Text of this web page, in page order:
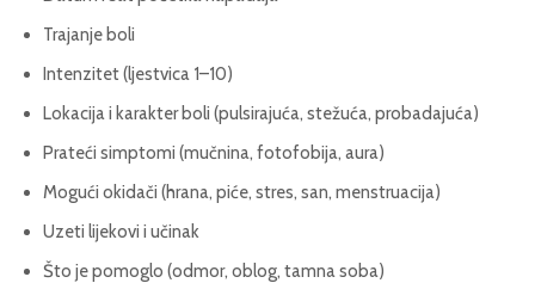
Trajanje boli
Intenzitet (ljestvica 1–10)
Lokacija i karakter boli (pulsirajuća, stežuća, probadajuća)
Prateći simptomi (mučnina, fotofobija, aura)
Mogući okidači (hrana, piće, stres, san, menstruacija)
Uzeti lijekovi i učinak
Što je pomoglo (odmor, oblog, tamna soba)